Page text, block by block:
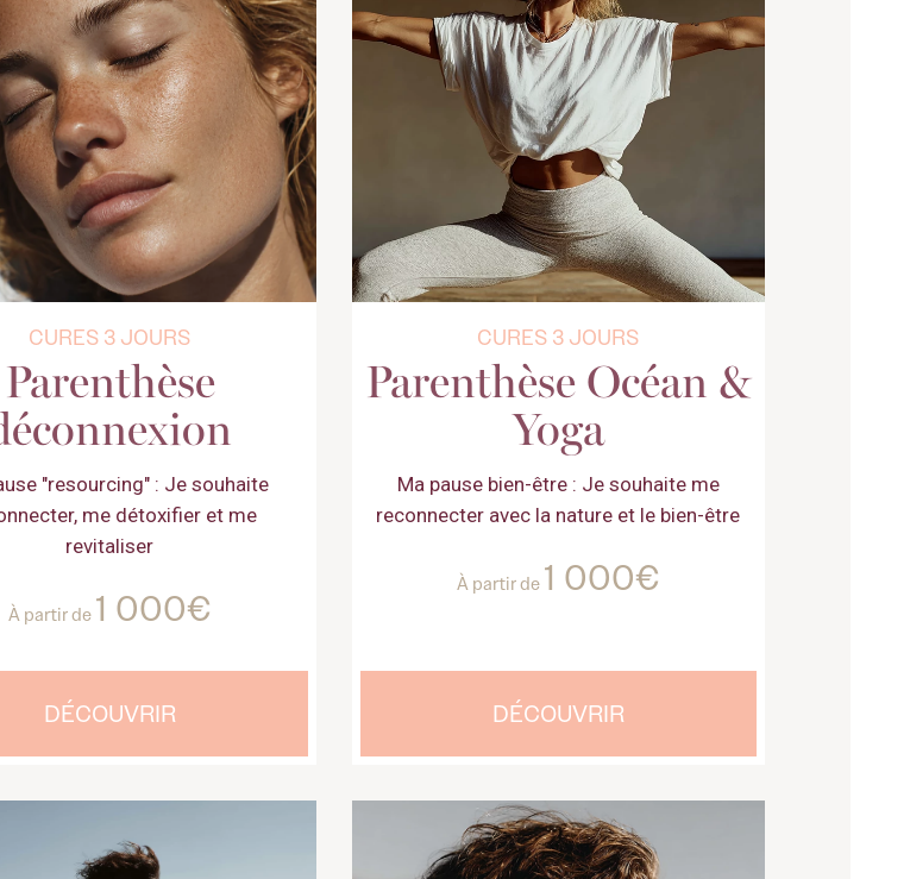
CURES 3 JOURS
Parenthèse
"resourcing" : Je souhaite
me détoxifier et me
revitaliser
À partir de 1 000€
DÉCOUVRIR
CURES 3 JOURS
Parenthèse Océan &
Yoga
Ma pause bien-être : Je souhaite me
reconnecter avec la nature et le bien-être
À partir de 1 000€
DÉCOUVRIR